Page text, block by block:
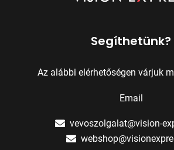
Segíthetünk?
Az alábbi elérhetőségen várjuk
Email
vevoszolgalat@vision-